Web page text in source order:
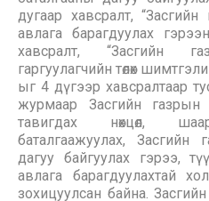
дугаар хавсралт,
авлага барагдуулах
хавсралт, “Засгийн
гаргуулагчийн төлөх
ыг 4 дүгээр хавсралтаар
журмаар Засгийн газрын
тавигдах нөхцөл,
баталгаажуулах, Засгийн
дагуу байгуулах гэрээ,
авлага барагдуулахтай
зохицуулсан байна.